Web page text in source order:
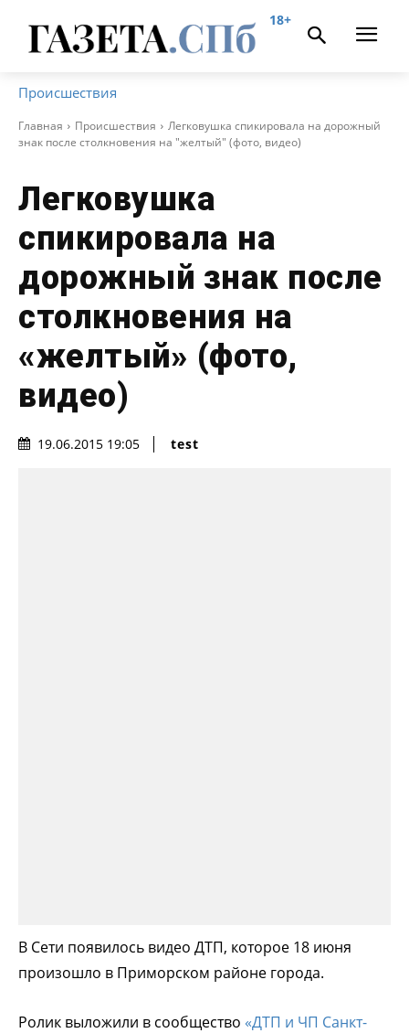
18+
Происшествия
Главная Происшествия
Легковушка спикировала на дорожный
знак после столкновения на "желтый" (фото, видео)
Легковушка
спикировала на
дорожный знак после
столкновения на
«желтый» (фото,
видео)
19.06.2015 19:05 test
В Сети появилось видео ДТП, которое 18 июня
произошло в Приморском районе города.
Ролик выложили в сообщество «ДТП и ЧП Санкт-